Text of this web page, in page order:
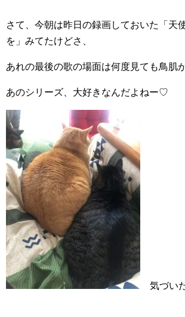
さて、今朝は昨日の録画しておいた「天
を」みてたけどさ、
あれの最後の歌の場面は何度見ても鳥肌
あのシリーズ、大好きなんだよねー♡
気づい